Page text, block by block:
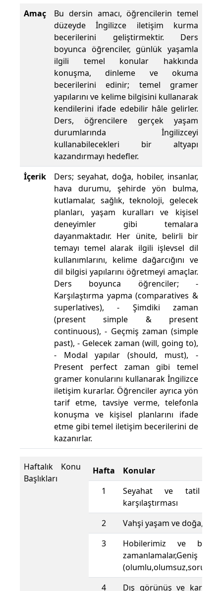
Amaç
Bu dersin amacı, öğrencilerin temel
düzeyde İngilizce iletişim kurma
becerilerini geliştirmektir. Ders
boyunca öğrenciler, günlük yaşamla
ilgili temel konular hakkında
konuşma, dinleme ve okuma
becerilerini edinir; temel gramer
yapılarını ve kelime bilgisini kullanarak
kendilerini ifade edebilir hâle gelirler.
Ders, öğrencilere gerçek yaşam
durumlarında İngilizceyi
kullanabilecekleri bir altyapı
kazandırmayı hedefler.
İçerik
Ders; seyahat, doğa, hobiler, insanlar,
hava durumu, şehirde yön bulma,
kutlamalar, sağlık, teknoloji, gelecek
planları, yaşam kuralları ve kişisel
deneyimler gibi temalara
dayanmaktadır. Her ünite, belirli bir
temayı temel alarak ilgili işlevsel dil
kullanımlarını, kelime dağarcığını ve
dil bilgisi yapılarını öğretmeyi amaçlar.
Ders boyunca öğrenciler; -
Karşılaştırma yapma (comparatives &
superlatives), - Şimdiki zaman
(present simple & present
continuous), - Geçmiş zaman (simple
past), - Gelecek zaman (will, going to),
- Modal yapılar (should, must), -
Present perfect zaman gibi temel
gramer konularını kullanarak İngilizce
iletişim kurarlar. Öğrenciler ayrıca yön
tarif etme, tavsiye verme, telefonla
konuşma ve kişisel planlarını ifade
etme gibi temel iletişim becerilerini de
kazanırlar.
Haftalık Konu
Başlıkları
Hafta
Konular
1
Seyahat ve tatil
karşılaştırması
2
Vahşi yaşam ve doğa,
3
Hobilerimiz ve boş
(olumlu,olumsuz,soru)
4
Dış görünüş ve